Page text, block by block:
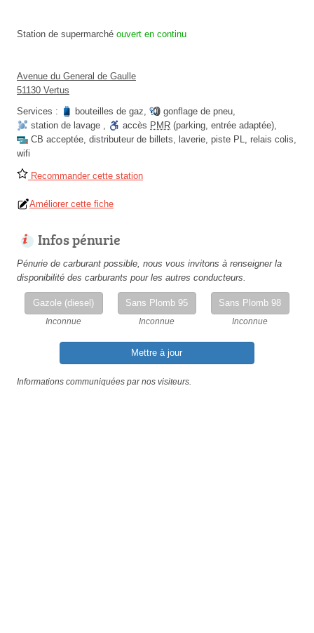
Station de supermarché ouvert en continu
Avenue du General de Gaulle
51130 Vertus
Services :
bouteilles de gaz, gonflage de pneu,
station de lavage , accès PMR (parking, entrée adaptée),
CB acceptée, distributeur de billets, laverie, piste PL, relais colis,
wifi
Recommander cette station
Améliorer cette fiche
Infos pénurie
Pénurie de carburant possible, nous vous invitons à renseigner la
disponibilité des carburants pour les autres conducteurs.
Gazole (diesel)
Inconnue
Sans Plomb 95
Inconnue
Sans Plomb 98
Inconnue
Mettre à jour
Informations communiquées par nos visiteurs.